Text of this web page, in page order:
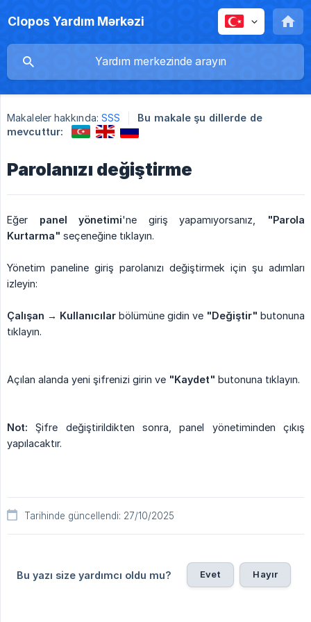
Clopos Yardım Mərkəzi
Makaleler hakkında: SSS
Bu makale şu dillerde de
mevcuttur:
Parolanızı değiştirme
Eğer panel yönetimi'ne giriş yapamıyorsanız,
"Parola
Kurtarma" seçeneğine tıklayın.
Yönetim paneline giriş parolanızı değiştirmek için şu adımları
izleyin:
Çalışan → Kullanıcılar bölümüne gidin ve "Değiştir" butonuna
tıklayın.
Açılan alanda yeni şifrenizi girin ve "Kaydet" butonuna tıklayın.
Not: Şifre değiştirildikten sonra, panel yönetiminden çıkış
yapılacaktır.
Tarihinde güncellendi: 27/10/2025
Bu yazı size yardımcı oldu mu? Evet Hayır